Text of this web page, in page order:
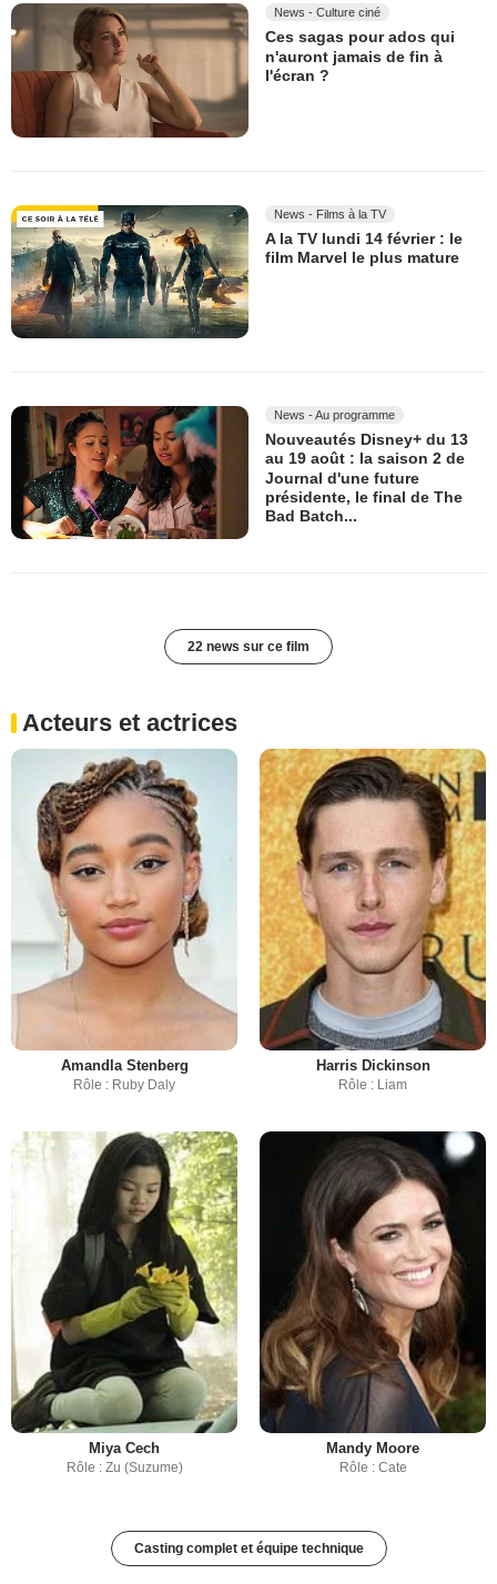
News - Culture ciné
Ces sagas pour ados qui
n'auront jamais de fin à
l'écran ?
News - Films à la TV
A la TV lundi 14 février : le
film Marvel le plus mature
News - Au programme
Nouveautés Disney+ du 13
au 19 août : la saison 2 de
Journal d'une future
présidente, le final de The
Bad Batch...
22 news sur ce film
Acteurs et actrices
Amandla Stenberg
Rôle : Ruby Daly
Harris Dickinson
Rôle : Liam
Miya Cech
Rôle : Zu (Suzume)
Mandy Moore
Rôle : Cate
Casting complet et équipe technique